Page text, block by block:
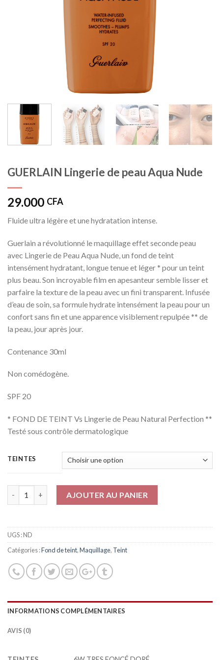
GUERLAIN Lingerie de peau Aqua Nude
29.000 CFA
Fluide ultra légère et une hydratation intense.
Guerlain a révolutionné le maquillage effet seconde peau
avec Lingerie de Peau Aqua Nude, un fond de teint
intensément hydratant, longue tenue et léger * pour un teint
plus beau. Son incroyable film en apesanteur semble lisser et
parfaire la texture de la peau avec un fini transparent. Infusée
d’eau de soin, sa formule hydrate intensément la peau pour un
confort sans fin et une apparence visiblement repulpée ** de
la peau, jour après jour.
Contenance 30ml
Non comédogène.
SPF 20
* FOND DE TEINT Vs Lingerie de Peau Natural Perfection **
Testé sous contrôle dermatologique
TEINTES
AJOUTER AU PANIER
UGS :ND
Catégories :Fond de teint,Maquillage, Teint
INFORMATIONS COMPLÉMENTAIRES
AVIS (0)